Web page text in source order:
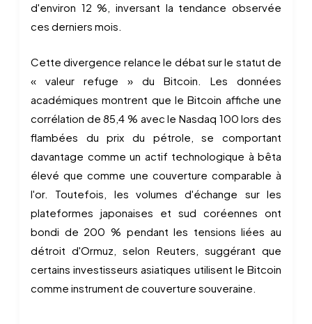
d'environ 12 %, inversant la tendance observée
ces derniers mois.
Cette divergence relance le débat sur le statut de
« valeur refuge » du Bitcoin. Les données
académiques montrent que le Bitcoin affiche une
corrélation de 85,4 % avec le Nasdaq 100 lors des
flambées du prix du pétrole, se comportant
davantage comme un actif technologique à bêta
élevé que comme une couverture comparable à
l'or. Toutefois, les volumes d'échange sur les
plateformes japonaises et sud coréennes ont
bondi de 200 % pendant les tensions liées au
détroit d'Ormuz, selon Reuters, suggérant que
certains investisseurs asiatiques utilisent le Bitcoin
comme instrument de couverture souveraine.